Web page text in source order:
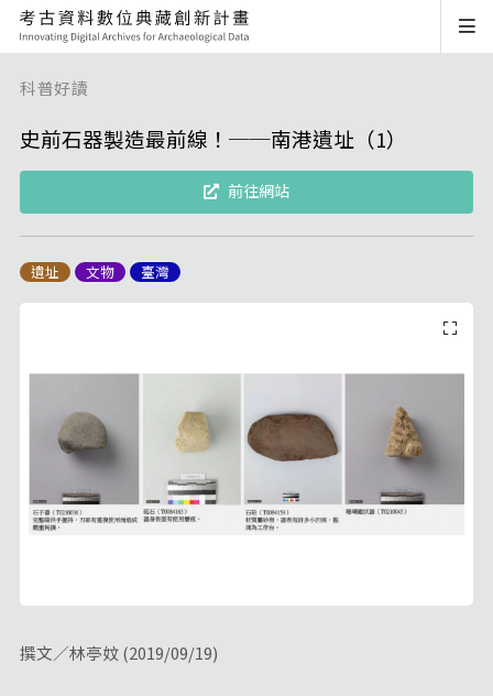
科普好讀
史前石器製造最前線！──南港遺址（1）
前往網站
遺址 文物 臺灣
撰文／林亭妏 (2019/09/19)